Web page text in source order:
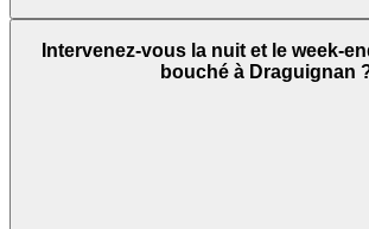
Intervenez-vous la nuit et le week-
bouché à Draguignan